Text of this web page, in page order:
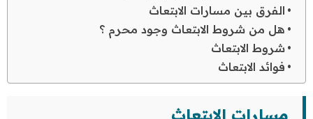
الفرق بين مسارات الابتعاث
هل من شروط الابتعاث وجود محرم ؟
شروط الابتعاث
فوائد الابتعاث